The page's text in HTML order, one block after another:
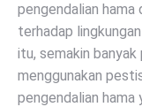
pengendalian
terhadap
itu, semakin
menggunakan
pengendalian hama